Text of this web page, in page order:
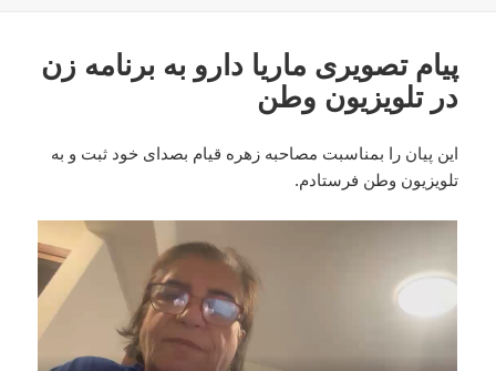
پیام تصویری ماریا دارو به برنامه زن
در تلویزیون وطن
این پیان را بمناسبت مصاحبه زهره قیام بصدای خود ثبت و به
تلویزیون وطن فرستادم.